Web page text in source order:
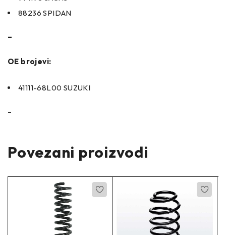
88236 SPIDAN
–
OE brojevi:
41111-68L00 SUZUKI
–
Povezani proizvodi